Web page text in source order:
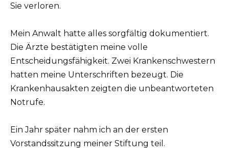
Sie verloren.
Mein Anwalt hatte alles sorgfältig dokumentiert.
Die Ärzte bestätigten meine volle
Entscheidungsfähigkeit. Zwei Krankenschwestern
hatten meine Unterschriften bezeugt. Die
Krankenhausakten zeigten die unbeantworteten
Notrufe.
Ein Jahr später nahm ich an der ersten
Vorstandssitzung meiner Stiftung teil.